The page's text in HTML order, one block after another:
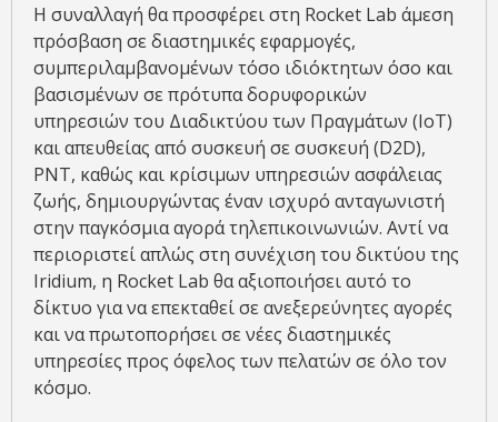
Η συναλλαγή θα προσφέρει στη Rocket Lab άμεση
πρόσβαση σε διαστημικές εφαρμογές,
συμπεριλαμβανομένων τόσο ιδιόκτητων όσο και
βασισμένων σε πρότυπα δορυφορικών
υπηρεσιών του Διαδικτύου των Πραγμάτων (IoT)
και απευθείας από συσκευή σε συσκευή (D2D),
PNT, καθώς και κρίσιμων υπηρεσιών ασφάλειας
ζωής, δημιουργώντας έναν ισχυρό ανταγωνιστή
στην παγκόσμια αγορά τηλεπικοινωνιών. Αντί να
περιοριστεί απλώς στη συνέχιση του δικτύου της
Iridium, η Rocket Lab θα αξιοποιήσει αυτό το
δίκτυο για να επεκταθεί σε ανεξερεύνητες αγορές
και να πρωτοπορήσει σε νέες διαστημικές
υπηρεσίες προς όφελος των πελατών σε όλο τον
κόσμο.